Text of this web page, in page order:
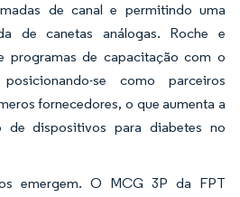
de canal e permitindo uma
de canetas análogas. Roche e
programas de capacitação com o
se como parceiros
fornecedores, o que aumenta a
de dispositivos para diabetes no
emergem. O MCG 3P da FPT